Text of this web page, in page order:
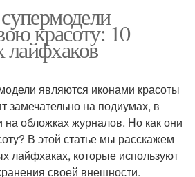
красоту: 10
являются иконами красоты
замечательно на подиумах, в
на обложках журналов. Но как они
В этой статье мы расскажем
лайфхаках, которые используют
своей внешности.